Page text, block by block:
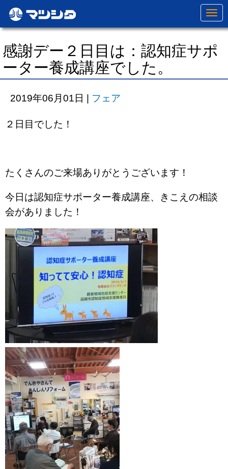
N
a
v
g
a
o
感謝デー２日目は：認知症サポ
ーター養成講座でした。
2019年06月01日 | フェア
２日目でした！
たくさんのご来場ありがとうございます！
今日は認知症サポーター養成講座、きこえの相談
会がありました！